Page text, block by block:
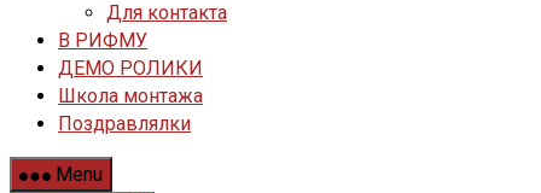
Для контакта
В РИФМУ
ДЕМО РОЛИКИ
Школа монтажа
Поздравлялки
Menu